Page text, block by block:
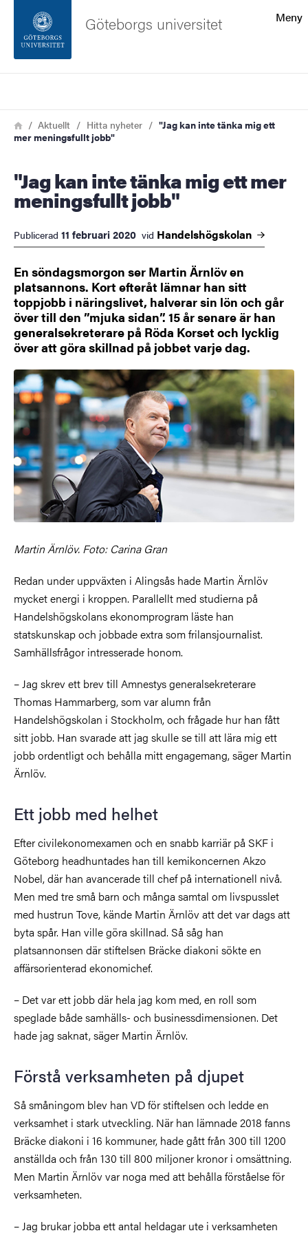
Sidfoten
Om webbplatsen
Meny
Göteborgs universitet
Länkstig
HemAktuellt Hitta nyheter
"Jag kan inte tänka mig ett
mer meningsfullt jobb"
"Jag kan inte tänka mig ett mer
meningsfullt jobb"
Publicerad 11 februari 2020 vid Handelshögskolan
En söndagsmorgon ser Martin Ärnlöv en
platsannons. Kort efteråt lämnar han sitt
toppjobb i näringslivet, halverar sin lön och går
över till den ”mjuka sidan”. 15 år senare är han
generalsekreterare på Röda Korset och lycklig
över att göra skillnad på jobbet varje dag.
Martin Ärnlöv. Foto: Carina Gran
Redan under uppväxten i Alingsås hade Martin Ärnlöv
mycket energi i kroppen. Parallellt med studierna på
Handelshögskolans ekonomprogram läste han
statskunskap och jobbade extra som frilansjournalist.
Samhällsfrågor intresserade honom.
– Jag skrev ett brev till Amnestys generalsekreterare
Thomas Hammarberg, som var alumn från
Handelshögskolan i Stockholm, och frågade hur han fått
sitt jobb. Han svarade att jag skulle se till att lära mig ett
jobb ordentligt och behålla mitt engagemang, säger Martin
Ärnlöv.
Ett jobb med helhet
Efter civilekonomexamen och en snabb karriär på SKF i
Göteborg headhuntades han till kemikoncernen Akzo
Nobel, där han avancerade till chef på internationell nivå.
Men med tre små barn och många samtal om livspusslet
med hustrun Tove, kände Martin Ärnlöv att det var dags att
byta spår. Han ville göra skillnad. Så såg han
platsannonsen där stiftelsen Bräcke diakoni sökte en
affärsorienterad ekonomichef.
– Det var ett jobb där hela jag kom med, en roll som
speglade både samhälls- och businessdimensionen. Det
hade jag saknat, säger Martin Ärnlöv.
Förstå verksamheten på djupet
Så småningom blev han VD för stiftelsen och ledde en
verksamhet i stark utveckling. När han lämnade 2018 fanns
Bräcke diakoni i 16 kommuner, hade gått från 300 till 1200
anställda och från 130 till 800 miljoner kronor i omsättning.
Men Martin Ärnlöv var noga med att behålla förståelse för
verksamheten.
– Jag brukar jobba ett antal heldagar ute i verksamheten